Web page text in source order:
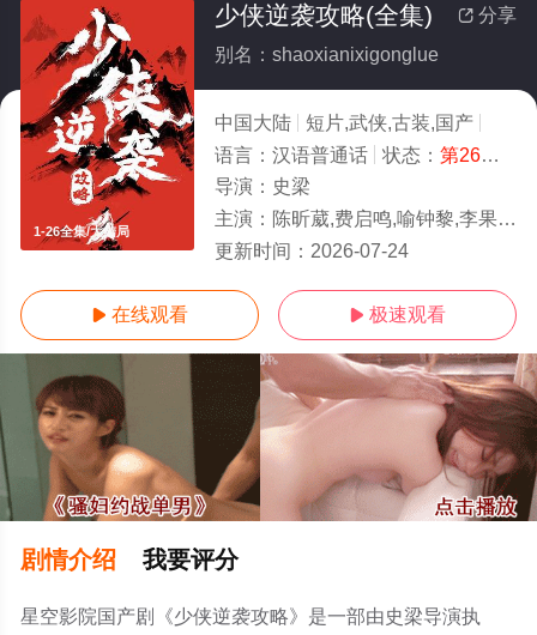
1-26全集/大结局
 分享
少侠逆袭攻略(全集)
别名：shaoxianixigonglue
中国大陆 短片,武侠,古装,国产
语言： 汉语普通话 状态： 第26集已完结
导演： 史梁
主演： 陈昕葳,费启鸣,喻钟黎,李果,张竞达,岳冬峰
更新时间： 2026-07-24
 在线观看  极速观看
剧情介绍 我要评分
星空影院国产剧《少侠逆袭攻略》是一部由史梁导演执